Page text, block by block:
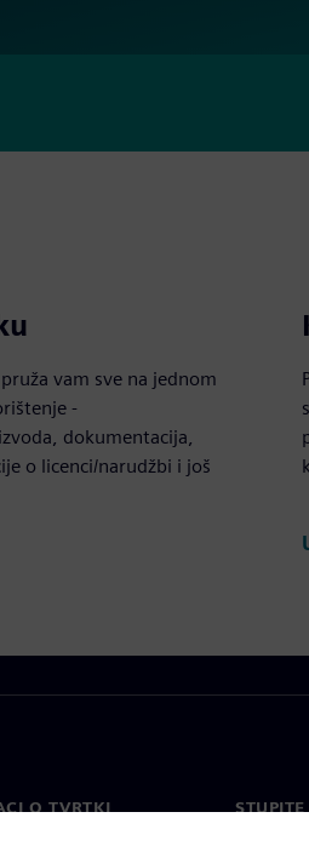
vam sve na jednom
-
dokumentacija,
o licenci/narudžbi i još
O TVRTKI